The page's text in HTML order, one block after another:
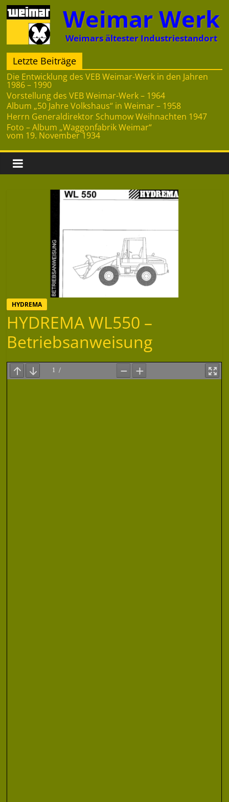
Zum
Inhalt
springen
Weimar Werk
Weimars ältester Industriestandort
Letzte Beiträge
Die Entwicklung des VEB Weimar-Werk in den Jahren
1986 – 1990
Vorstellung des VEB Weimar-Werk – 1964
Album „50 Jahre Volkshaus“ in Weimar – 1958
Herrn Generaldirektor Schumow Weihnachten 1947
Foto – Album „Waggonfabrik Weimar“
vom 19. November 1934
HYDREMA
HYDREMA WL550 –
Betriebsanweisung